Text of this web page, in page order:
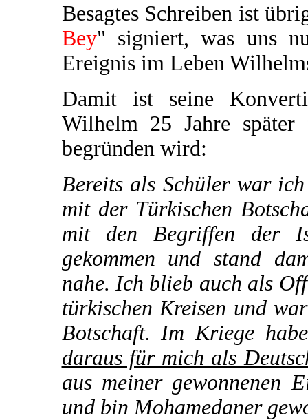
Besagtes Schreiben ist
Bey" signiert, was uns
Ereignis im Leben
Damit ist seine
Wilhelm 25 Jahre später
begründen wird:
Bereits als Schüler war
mit der Türkischen
mit den Begriffen der
gekommen und stand
nahe. Ich blieb auch als
türkischen Kreisen und
Botschaft. Im Kriege
daraus für mich als
aus meiner gewonnenen
und bin Mohamedaner